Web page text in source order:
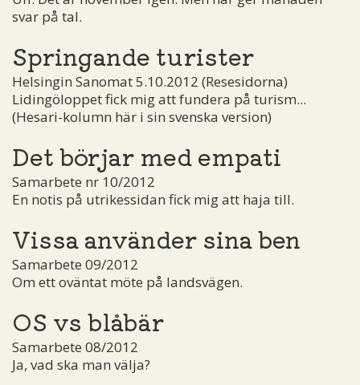
svar på tal.
Springande turister
Helsingin Sanomat 5.10.2012 (Resesidorna)
Lidingöloppet fick mig att fundera på turism...
(Hesari-kolumn här i sin svenska version)
Det börjar med empati
Samarbete nr 10/2012
En notis på utrikessidan fick mig att haja till.
Vissa använder sina ben
Samarbete 09/2012
Om ett oväntat möte på landsvägen.
OS vs blåbär
Samarbete 08/2012
Ja, vad ska man välja?